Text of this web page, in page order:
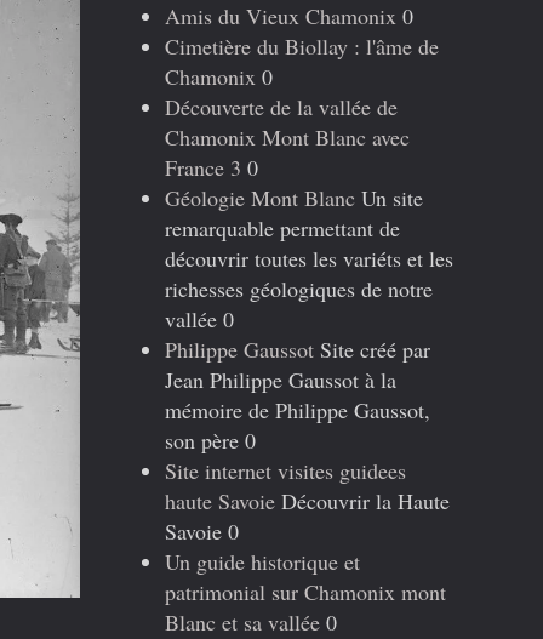
Amis du Vieux Chamonix 0
Cimetière du Biollay : l'âme de
Chamonix 0
Découverte de la vallée de
Chamonix Mont Blanc avec
France 3 0
Géologie Mont Blanc Un site
remarquable permettant de
découvrir toutes les variéts et les
richesses géologiques de notre
vallée 0
Philippe Gaussot Site créé par
Jean Philippe Gaussot à la
mémoire de Philippe Gaussot,
son père 0
Site internet visites guidees
haute Savoie Découvrir la Haute
Savoie 0
Un guide historique et
patrimonial sur Chamonix mont
Blanc et sa vallée 0